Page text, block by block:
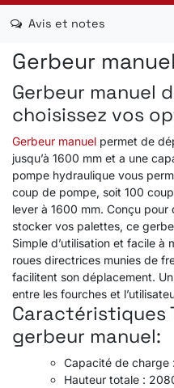
Avis et notes
Gerbeur manuel
Gerbeur manuel
choisissez vos
Gerbeur manuel permet de
jusqu’à 1600 mm et a une
pompe hydraulique vous
coup de pompe, soit 100
lever à 1600 mm. Conçu
stocker vos palettes, ce
Simple d’utilisation et facile à
roues directrices munies de
facilitent son déplacement.
entre les fourches et
Caractéristiques
gerbeur manuel:
Capacité de charge
Hauteur totale :